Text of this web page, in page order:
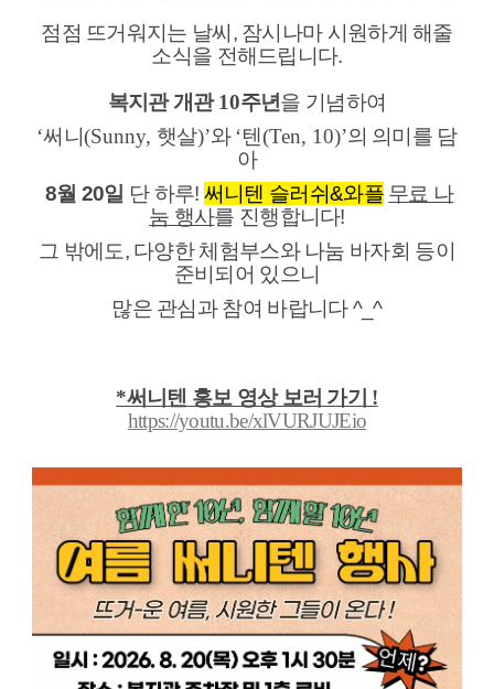
점점 뜨거워지는 날씨, 잠시나마 시원하게 해줄
소식을 전해드립니다.
복지관 개관10주년을 기념하여
‘써니 (Sunny, 햇살)’와‘텐(Ten, 10)’의 의미를 담
아
8월 20일 단 하루! 써니텐 슬러쉬&와플 무료 나
눔 행사를 진행합니다!
그 밖에도, 다양한 체험부스와 나눔 바자회 등이
준비되어 있으니
많은 관심과 참여 바랍니다 ^_^
*써니텐 홍보 영상 보러 가기 !
https://youtu.be/xlVURJUJEio